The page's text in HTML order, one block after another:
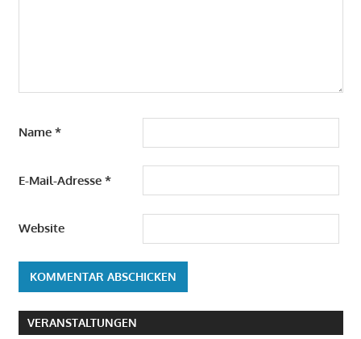
Name *
E-Mail-Adresse *
Website
VERANSTALTUNGEN